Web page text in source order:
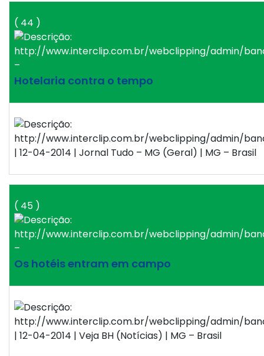
( 44 )
–
Hotelaria contra o tempo
| 12-04-2014 | Jornal Tudo – MG (Geral) | MG – Brasil
( 45 )
–
Os hotéis entram em campo
| 12-04-2014 | Veja BH (Notícias) | MG – Brasil